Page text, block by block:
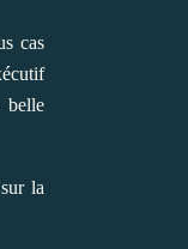
cas
belle
la